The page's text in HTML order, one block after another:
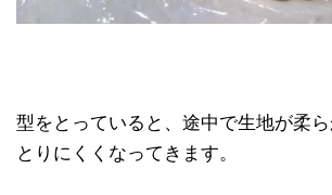
型をとっていると、途中で生地が柔
とりにくくなってきます。